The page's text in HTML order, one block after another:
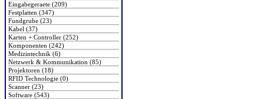
Eingabegeraete (209)
Festplatten (347)
Fundgrube (23)
Kabel (37)
Karten + Controller (252)
Komponenten (242)
Medizintechnik (6)
Netzwerk & Kommunikation (85)
Projektoren (18)
RFID Technologie (0)
Scanner (23)
Software (543)